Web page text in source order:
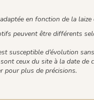
en fonction de la laize
peuvent être différents
susceptible d’évolution
ceux du site à la date de
pour plus de précisions.